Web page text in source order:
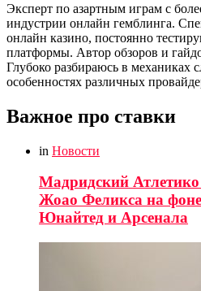
Эксперт по азартным играм с
индустрии онлайн гемблинга.
онлайн казино, постоянно
платформы. Автор обзоров и
Глубоко разбираюсь в механиках
особенностях различных
Важное про ставки
in Новости
Мадридский Атлетико
Жоао Феликса на
Юнайтед и Арсенала